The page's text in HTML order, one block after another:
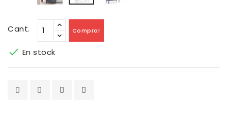
Cant. Comprar
 En stock